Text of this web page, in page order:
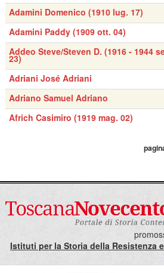
Adamini Domenico (1910 lug. 17)
Adamini Paddy (1909 ott. 04)
Addeo Steve/Steven D. (1916 - 1944
23)
Adriani José Adriani
Adriano Samuel Adriano
Africh Casimiro (1919 mag. 02)
Istituti per la Storia della Resistenza